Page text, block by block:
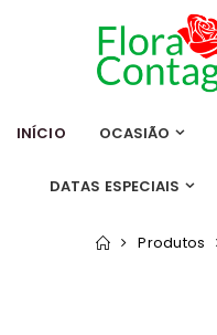
INÍCIO OCASIÃO
DATAS ESPECIAIS
Produtos